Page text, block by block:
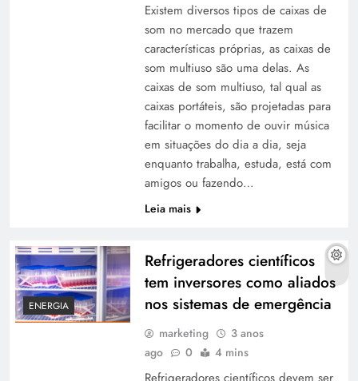
Existem diversos tipos de caixas de
som no mercado que trazem
características próprias, as caixas de
som multiuso são uma delas. As
caixas de som multiuso, tal qual as
caixas portáteis, são projetadas para
facilitar o momento de ouvir música
em situações do dia a dia, seja
enquanto trabalha, estuda, está com
amigos ou fazendo…
Leia mais
ENERGIA
Refrigeradores científicos
tem inversores como aliados
nos sistemas de emergência
marketing
3 anos
ago
0 4 mins